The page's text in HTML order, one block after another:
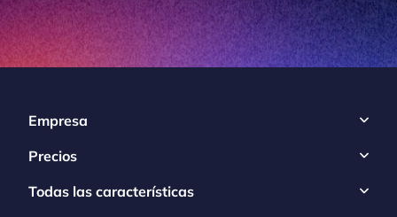
Empresa
Precios
Todas las características